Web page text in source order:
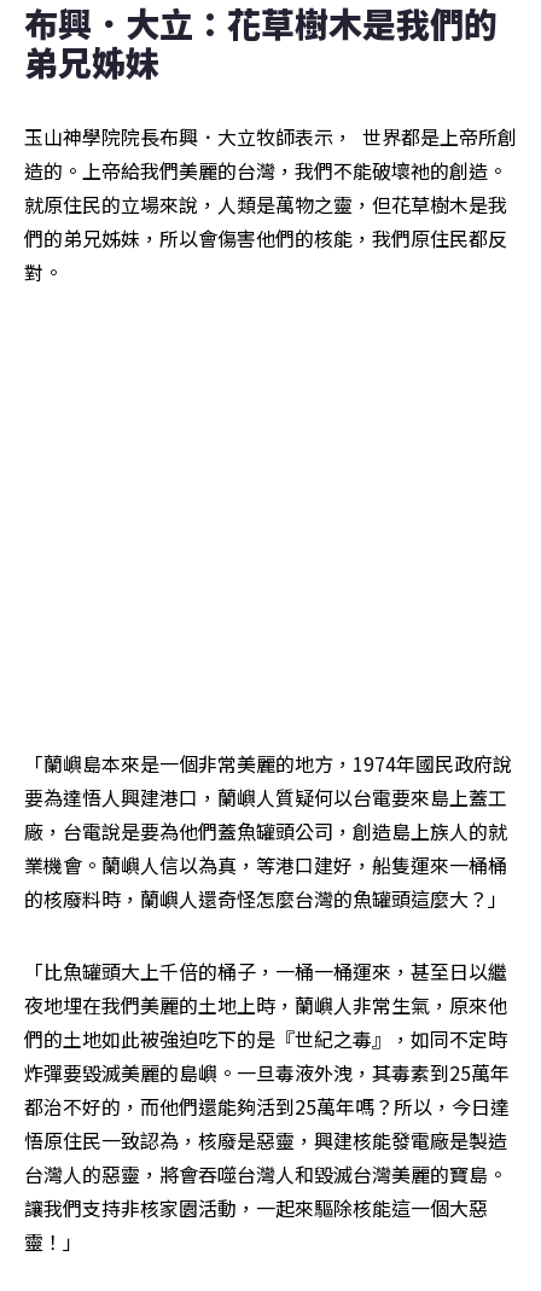
布興．大立：花草樹木是我們的
弟兄姊妹
玉山神學院院長布興．大立牧師表示，  世界都是上帝所創
造的。上帝給我們美麗的台灣，我們不能破壞祂的創造。
就原住民的立場來說，人類是萬物之靈，但花草樹木是我
們的弟兄姊妹，所以會傷害他們的核能，我們原住民都反
對。
「蘭嶼島本來是一個非常美麗的地方，1974年國民政府說
要為達悟人興建港口，蘭嶼人質疑何以台電要來島上蓋工
廠，台電說是要為他們蓋魚罐頭公司，創造島上族人的就
業機會。蘭嶼人信以為真，等港口建好，船隻運來一桶桶
的核廢料時，蘭嶼人還奇怪怎麼台灣的魚罐頭這麼大？」
「比魚罐頭大上千倍的桶子，一桶一桶運來，甚至日以繼
夜地埋在我們美麗的土地上時，蘭嶼人非常生氣，原來他
們的土地如此被強迫吃下的是『世紀之毒』，如同不定時
炸彈要毀滅美麗的島嶼。一旦毒液外洩，其毒素到25萬年
都治不好的，而他們還能夠活到25萬年嗎？所以，今日達
悟原住民一致認為，核廢是惡靈，興建核能發電廠是製造
台灣人的惡靈，將會吞噬台灣人和毀滅台灣美麗的寶島。
讓我們支持非核家園活動，一起來驅除核能這一個大惡
靈！」